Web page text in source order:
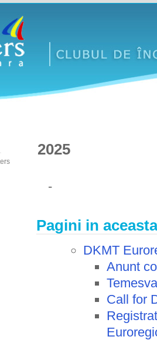
2025
-
Pagini in
DKMT
Anunt
Call for